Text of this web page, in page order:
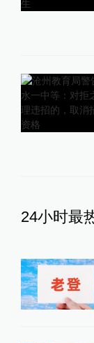
24小时最